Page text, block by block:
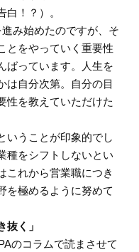
！？）。
み始めたのですが、そ
とをやっていく重要性
ばっています。人生を
は自分次第。自分の目
性を教えていただけた
いうことが印象的でし
種をシフトしないとい
これから営業職につき
を極めるように努めて
く」
のコラムで読まさせて